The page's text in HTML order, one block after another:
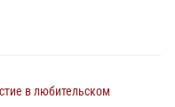
в любительском